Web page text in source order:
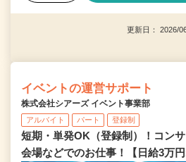
更新日： 2026/
イベントの運営サポート
株式会社シアーズ イベント事業部
アルバイト パート 登録制
短期・単発OK（登録制）！コン
会場などでのお仕事！【日給3万円